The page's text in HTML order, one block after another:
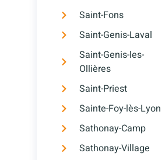
Saint-Fons
Saint-Genis-Laval
Saint-Genis-les-
Ollières
Saint-Priest
Sainte-Foy-lès-Lyon
Sathonay-Camp
Sathonay-Village